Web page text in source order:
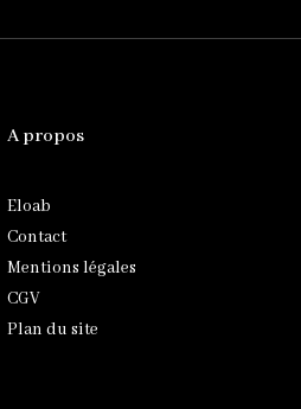
A propos
Eloab
Contact
Mentions légales
CGV
Plan du site